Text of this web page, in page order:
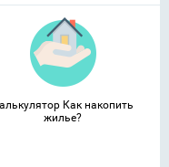
Как накопить
жилье?